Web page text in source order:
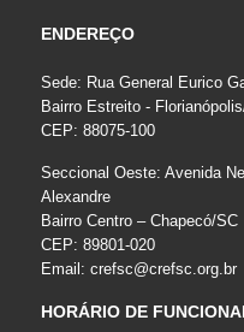
ENDEREÇO
Sede: Rua General Eurico
Bairro Estreito -
CEP: 88075-100
Seccional Oeste: Avenida
Alexandre
Bairro Centro – Chapecó/SC
CEP: 89801-020
Email: crefsc@crefsc.org.br
HORÁRIO DE